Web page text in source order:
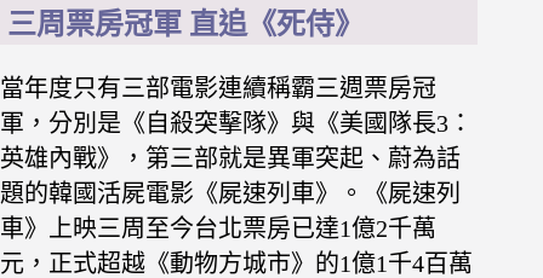
三周票房冠軍 直追《死侍》
當年度只有三部電影連續稱霸三週票房冠
軍，分別是《自殺突擊隊》與《美國隊長3：
英雄內戰》，第三部就是異軍突起、蔚為話
題的韓國活屍電影《屍速列車》。《屍速列
車》上映三周至今台北票房已達1億2千萬
元，正式超越《動物方城市》的1億1千4百萬